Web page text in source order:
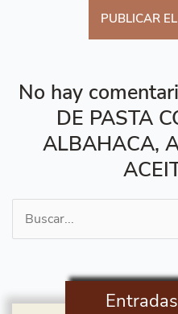
No hay
DE PASTA
ALBAHACA,
Buscar
por: